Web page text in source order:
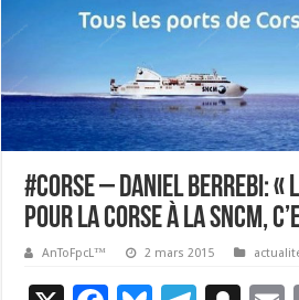
#Corse – Daniel Berrebi: «
pour la Corse à la SNCM,
AnToFpcL™ 2 mars 2015